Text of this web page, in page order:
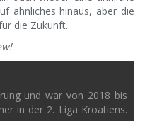
ähnliches hinaus, aber die
die Zukunft.
und war von 2018 bis
in der 2. Liga Kroatiens.